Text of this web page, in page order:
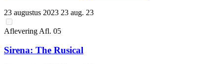
23 augustus 2023 23 aug. 23
Aflevering Afl. 05
Sirena: The Rusical